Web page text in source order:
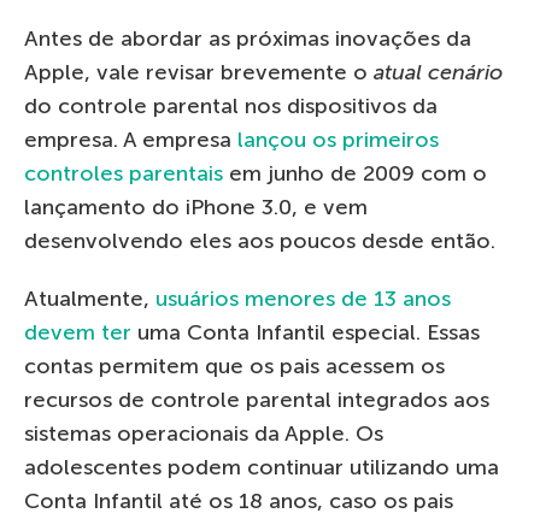
Antes de abordar as próximas inovações da
Apple, vale revisar brevemente o atual cenário
do controle parental nos dispositivos da
empresa. A empresa lançou os primeiros
controles parentais em junho de 2009 com o
lançamento do iPhone 3.0, e vem
desenvolvendo eles aos poucos desde então.
Atualmente, usuários menores de 13 anos
devem ter uma Conta Infantil especial. Essas
contas permitem que os pais acessem os
recursos de controle parental integrados aos
sistemas operacionais da Apple. Os
adolescentes podem continuar utilizando uma
Conta Infantil até os 18 anos, caso os pais